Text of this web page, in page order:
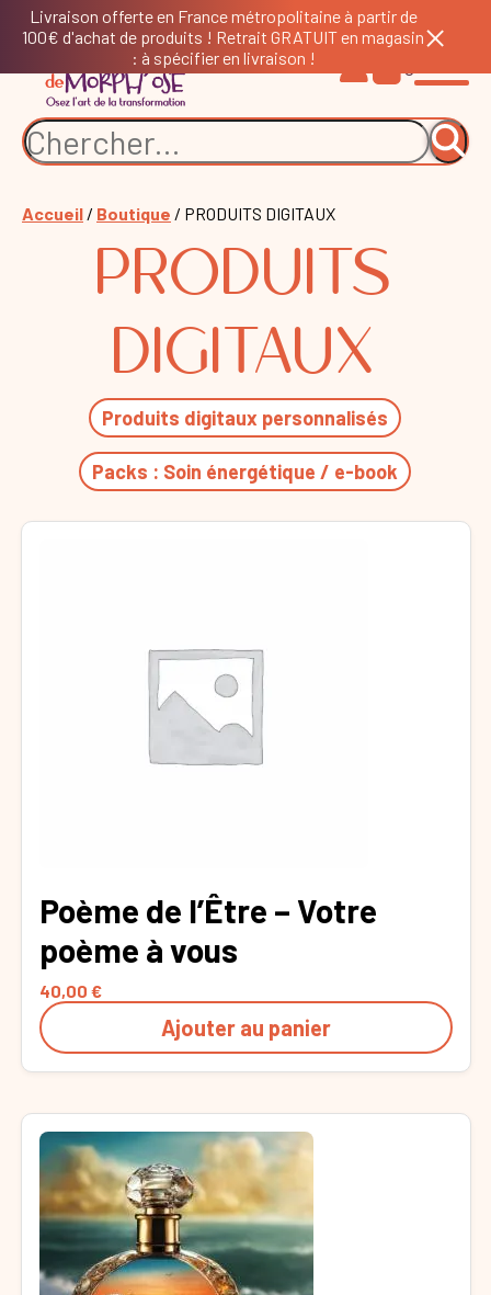
Livraison offerte en France métropolitaine à partir de
100€ d'achat de produits ! Retrait GRATUIT en magasin
: à spécifier en livraison !
0
Accueil / Boutique / PRODUITS DIGITAUX
PRODUITS
DIGITAUX
Produits digitaux personnalisés
Packs : Soin énergétique / e-book
Poème de l’Être – Votre
poème à vous
40,00 €
Ajouter au panier